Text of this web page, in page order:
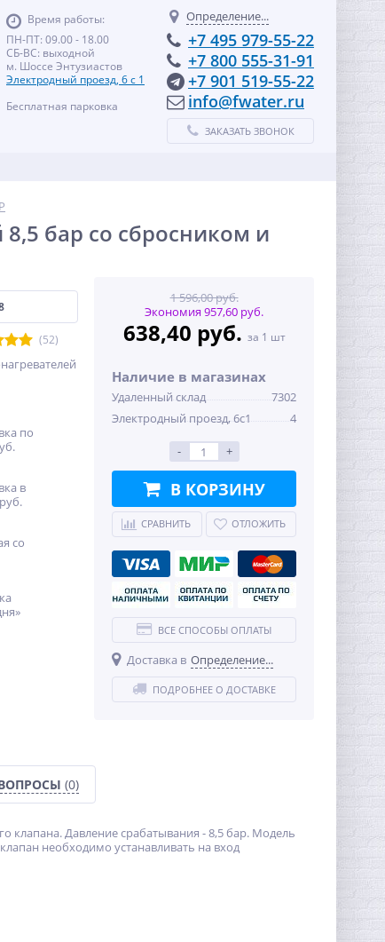
Время работы:
ПН-ПТ: 09.00 - 18.00
СБ-ВС: выходной
м. Шоссе Энтузиастов
Электродный проезд, 6 с 1
Бесплатная парковка
Определение...
+7 495 979-55-22
+7 800 555-31-91
+7 901 519-55-22
info@fwater.ru
ЗАКАЗАТЬ ЗВОНОК
бар со сбросником и
(52)
по
в
со
1 596,00 руб.
Экономия 957,60 руб.
638,40 руб. за 1 шт
Наличие в магазинах
Удаленный склад
7302
Электродный проезд, 6с1
4
- +
В КОРЗИНУ
СРАВНИТЬ ОТЛОЖИТЬ
ВСЕ СПОСОБЫ ОПЛАТЫ
Доставка в Определение...
ПОДРОБНЕЕ О ДОСТАВКЕ
(0)
клапана. Давление срабатывания - 8,5 бар. Модель
необходимо устанавливать на вход